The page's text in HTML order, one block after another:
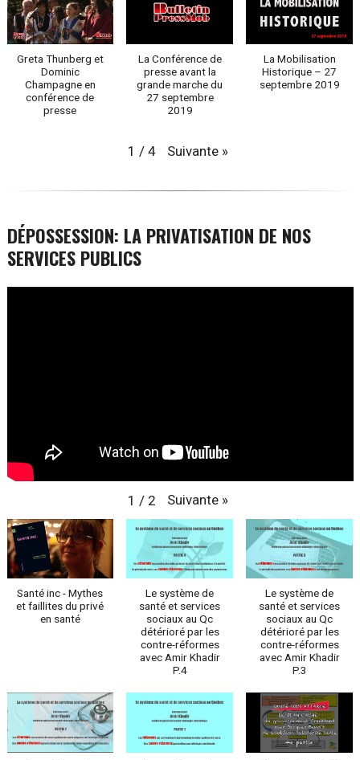
Greta Thunberg et
Dominic
Champagne en
conférence de
presse
La Conférence de
presse avant la
grande marche du
27 septembre
2019
La Mobilisation
Historique – 27
septembre 2019
1 / 4 Suivante »
DÉPOSSESSION: LA PRIVATISATION DE NOS
SERVICES PUBLICS
1 / 2 Suivante »
Santé inc - Mythes
et faillites du privé
en santé
Le système de
santé et services
sociaux au Qc
détérioré par les
contre-réformes
avec Amir Khadir
P.4
Le système de
santé et services
sociaux au Qc
détérioré par les
contre-réformes
avec Amir Khadir
P.3